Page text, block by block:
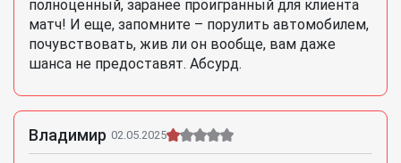
полноценный, заранее проигранный для клиента
матч! И еще, запомните – порулить автомобилем,
почувствовать, жив ли он вообще, вам даже
шанса не предоставят. Абсурд.
Владимир 02.05.2025